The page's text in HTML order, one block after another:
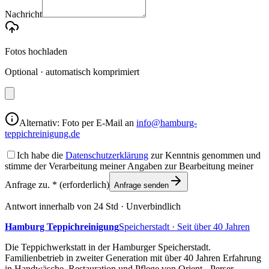
Nachricht
Fotos hochladen
Optional · automatisch komprimiert
Alternativ: Foto per E-Mail an info@hamburg-
teppichreinigung.de
Ich habe die Datenschutzerklärung zur Kenntnis genommen und
stimme der Verarbeitung meiner Angaben zur Bearbeitung meiner
Anfrage zu. * (erforderlich) Anfrage senden
Antwort innerhalb von 24 Std · Unverbindlich
Hamburg TeppichreinigungSpeicherstadt · Seit über 40 Jahren
Die Teppichwerkstatt in der Hamburger Speicherstadt.
Familienbetrieb in zweiter Generation mit über 40 Jahren Erfahrung